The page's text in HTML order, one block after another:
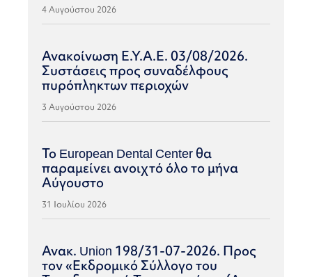
4 Αυγούστου 2026
Ανακοίνωση Ε.Υ.Α.Ε. 03/08/2026.
Συστάσεις προς συναδέλφους
πυρόπληκτων περιοχών
3 Αυγούστου 2026
Το European Dental Center θα
παραμείνει ανοιχτό όλο το μήνα
Αύγουστο
31 Ιουλίου 2026
Ανακ. Union 198/31-07-2026. Προς
τον «Εκδρομικό Σύλλογο του